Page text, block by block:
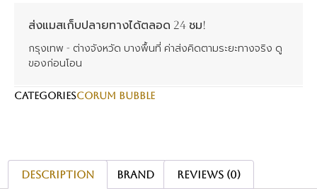
ส่งแมสเก็บปลายทางได้ตลอด 24 ชม!
กรุงเทพ - ต่างจังหวัด บางพื้นที่ ค่าส่งคิดตามระยะทางจริง ดู
ของก่อนโอน
CATEGORIESCorum Bubble
Description Brand Reviews (0)